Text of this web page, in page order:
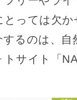
っては欠
るのは、自
サイト「